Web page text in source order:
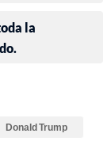
la
Donald Trump